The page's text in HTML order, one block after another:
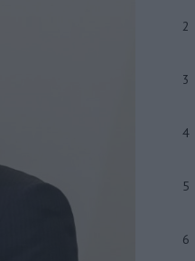
2
3
4
5
6